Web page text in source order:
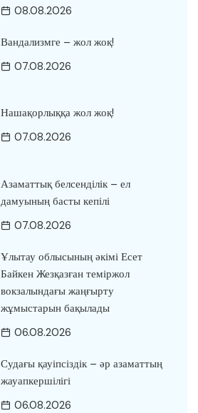
08.08.2026
Вандализмге – жол жоқ!
07.08.2026
Нашақорлыққа жол жоқ!
07.08.2026
Азаматтық белсенділік – ел
дамуының басты кепілі
07.08.2026
Ұлытау облысының әкімі Есет
Байкен Жезқазған теміржол
вокзалындағы жаңғырту
жұмыстарын бақылады
06.08.2026
Судағы қауіпсіздік – әр азаматтың
жауапкершілігі
06.08.2026